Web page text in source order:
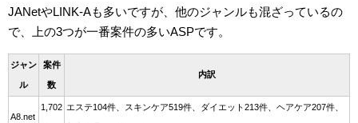
JANetやLINK-Aも多いですが、他のジャンルも混ざっているの
で、上の3つが一番案件の多いASPです。
ジャン
ル
案件
数
内訳
A8.net
1,702 エステ104件、スキンケア519件、ダイエット213件、ヘアケア207件、